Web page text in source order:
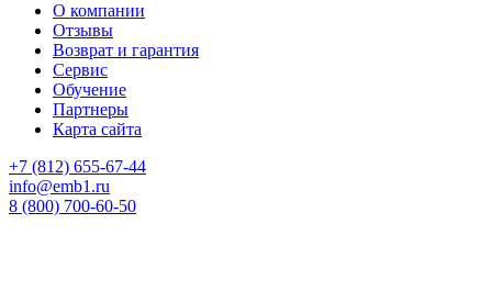
О компании
Отзывы
Возврат и гарантия
Сервис
Обучение
Партнеры
Карта сайта
+7 (812) 655-67-44
info@emb1.ru
8 (800) 700-60-50